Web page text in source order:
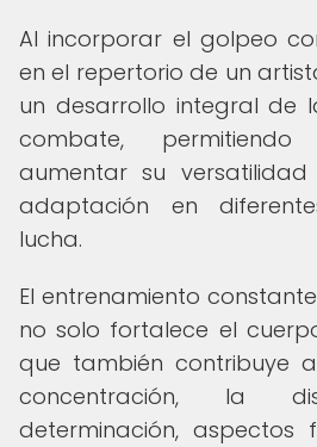
Al incorporar el golpeo
en el repertorio de un
un desarrollo integral de
combate,
aumentar su
adaptación en
lucha.
El entrenamiento
no solo fortalece el
que también contribuye
concentración, la
determinación, aspectos